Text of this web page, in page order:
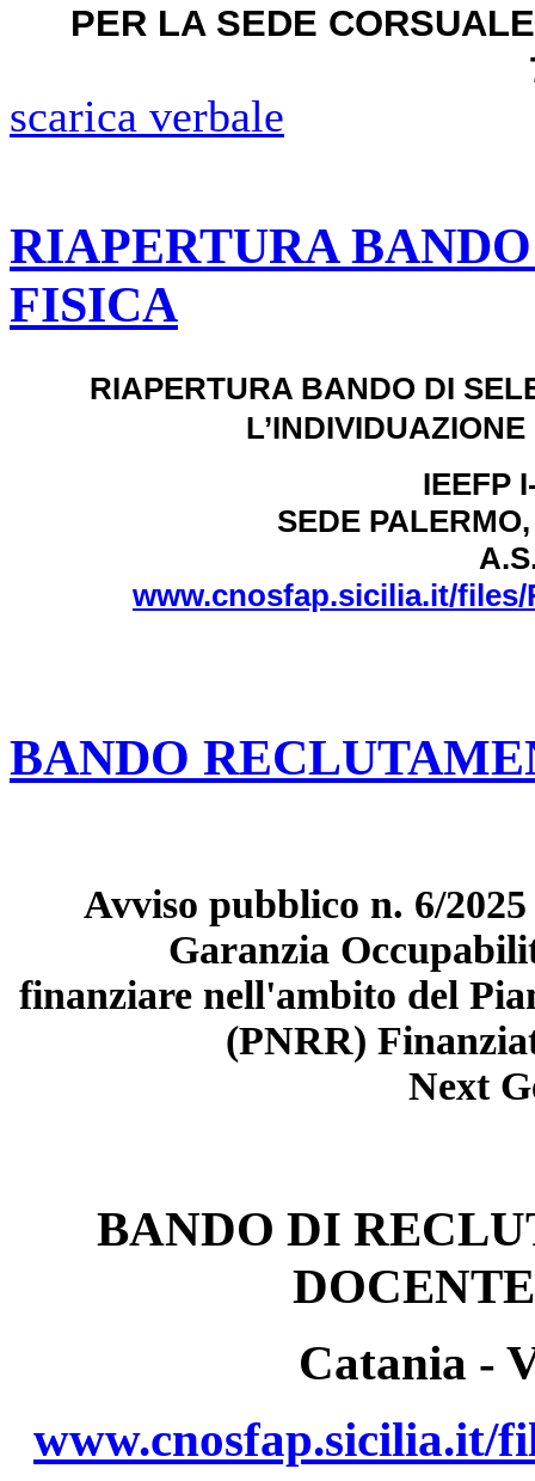
PER LA SEDE
scarica verbale
RIAPERTURA
FISICA
RIAPERTURA BANDO DI
IEEFP
SEDE
www.cnosfap.sicilia.it/files/
BANDO
Avviso pubblico n. 6/
Garanzia
finanziare nell'ambito del
(PNRR)
Next
BANDO DI
Catania -
www.cnosfap.sicilia.it/